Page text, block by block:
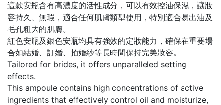
這款安瓶含有高濃度的活性成分，可以有效控油保濕，讓妝
容持久、無瑕，適合任何肌膚類型使用，特別適合易出油及
毛孔粗大的肌膚。
紅色安瓶及銀色安瓶均具有強效的定妝能力，確保在重要場
合如結婚、訂婚、拍婚紗等長時間保持完美妝容。
Tailored for brides, it offers unparalleled setting
effects.
This ampoule contains high concentrations of active
ingredients that effectively control oil and moisturize,